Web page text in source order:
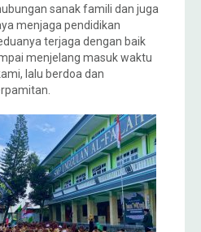
sanak famili dan juga
menjaga pendidikan
terjaga dengan baik
menjelang masuk waktu
lalu berdoa dan